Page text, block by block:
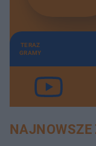
TERAZ
GRAMY
NAJNOWSZE